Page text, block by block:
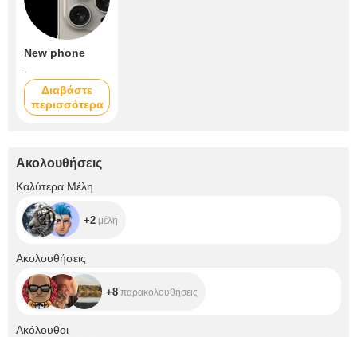
New phone
.
Διαβάστε
περισσότερα
Ακολουθήσεις
Καλύτερα Μέλη
+2
+2 μέλη
Ακολουθήσεις
+8 παρακολουθήσεις
Ακόλουθοι